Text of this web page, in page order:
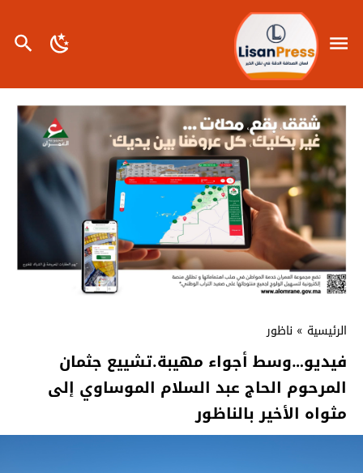
الرئيسية » ناظور
فيديو…وسط أجواء مهيبة.تشييع جثمان
المرحوم الحاج عبد السلام الموساوي إلى
مثواه الأخير بالناظور